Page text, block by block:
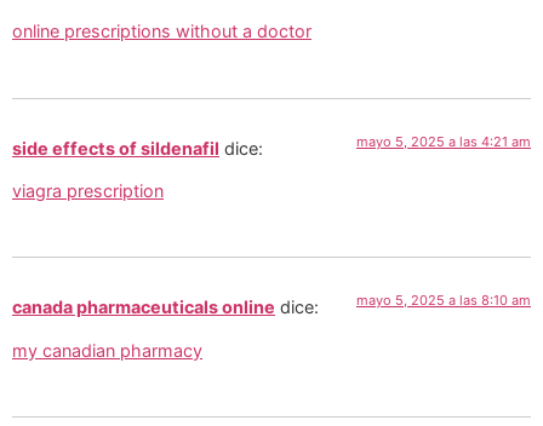
online prescriptions without a doctor
side effects of sildenafil dice: mayo 5, 2025 a las 4:21 am
viagra prescription
canada pharmaceuticals online dice: mayo 5, 2025 a las 8:10 am
my canadian pharmacy